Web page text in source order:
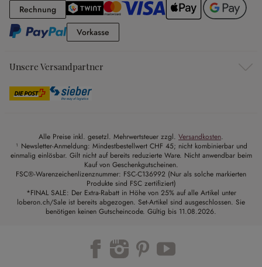
RechnungRechnung
Vorkasse
Unsere Versandpartner
Alle Preise inkl. gesetzl. Mehrwertsteuer zzgl. Versandkosten.
¹ Newsletter-Anmeldung: Mindestbestellwert CHF 45; nicht kombinierbar und
einmalig einlösbar. Gilt nicht auf bereits reduzierte Ware. Nicht anwendbar beim
Kauf von Geschenkgutscheinen.
FSC®-Warenzeichenlizenznummer: FSC-C136992 (Nur als solche markierten
Produkte sind FSC zertifiziert)
*FINAL SALE: Der Extra-Rabatt in Höhe von 25% auf alle Artikel unter
loberon.ch/Sale ist bereits abgezogen. Set-Artikel sind ausgeschlossen. Sie
benötigen keinen Gutscheincode. Gültig bis 11.08.2026.